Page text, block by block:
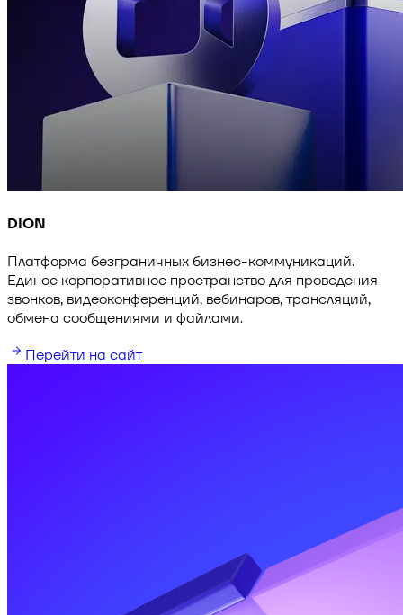
DION
Платформа безграничных бизнес-коммуникаций.
Единое корпоративное пространство для проведения
звонков, видеоконференций, вебинаров, трансляций,
обмена сообщениями и файлами.
Перейти на сайт